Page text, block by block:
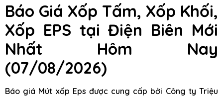
Báo Giá Xốp Tấm, Xốp Khối,
Xốp EPS tại Điện Biên Mới
Nhất Hôm Nay
(07/08/2026)
Báo giá Mút xốp Eps được cung cấp bởi Công ty Triệu